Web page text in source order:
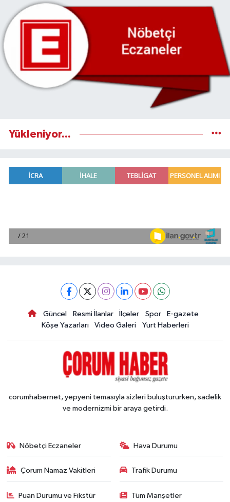
Yükleniyor...
Güncel Resmi İlanlar İlçeler Spor
E-gazete
Köşe Yazarları
Video Galeri Yurt Haberleri
corumhabernet, yepyeni temasıyla sizleri buluştururken, sadelik
ve modernizmi bir araya getirdi.
Nöbetçi Eczaneler Hava Durumu
Çorum Namaz Vakitleri Trafik Durumu
Puan Durumu ve Fikstür Tüm Manşetler